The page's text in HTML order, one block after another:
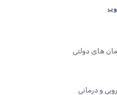
وب
های دولتی
و درمانی